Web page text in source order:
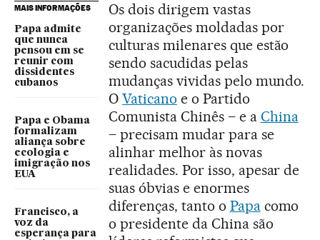
MAIS INFORMAÇÕES
Papa admite
que nunca
pensou em se
reunir com
dissidentes
cubanos
Papa e Obama
formalizam
aliança sobre
ecologia e
imigração nos
EUA
Francisco, a
voz da
esperança para
Os dois dirigem vastas
organizações moldadas por
culturas milenares que estão
sendo sacudidas pelas
mudanças vividas pelo mundo.
O Vaticano e o Partido
Comunista Chinês – e a China
– precisam mudar para se
alinhar melhor às novas
realidades. Por isso, apesar de
suas óbvias e enormes
diferenças, tanto o Papacomo
o presidente da China são